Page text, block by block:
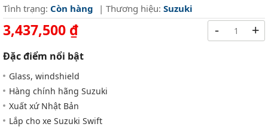
Tình trạng: Còn hàng | Thương hiệu: Suzuki
3,437,500 ₫
Đặc điểm nổi bật
Glass, windshield
Hàng chính hãng Suzuki
Xuất xứ Nhật Bản
Lắp cho xe Suzuki Swift
- +